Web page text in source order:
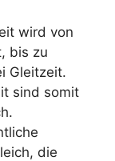
wird von
bis zu
Gleitzeit.
sind somit
die